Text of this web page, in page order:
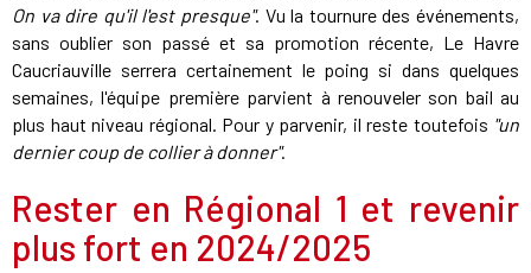
On va dire qu'il l'est presque". Vu la tournure des événements,
sans oublier son passé et sa promotion récente, Le Havre
Caucriauville serrera certainement le poing si dans quelques
semaines, l'équipe première parvient à renouveler son bail au
plus haut niveau régional. Pour y parvenir, il reste toutefois "un
dernier coup de collier à donner".
Rester en Régional 1 et revenir
plus fort en 2024/2025